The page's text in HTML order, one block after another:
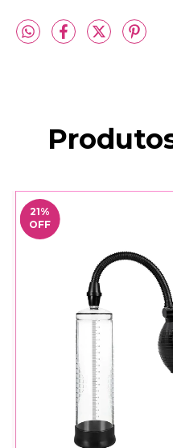
21%
OFF